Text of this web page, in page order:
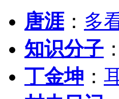
唐涯： 多
知识分子 ：
丁金坤 ：